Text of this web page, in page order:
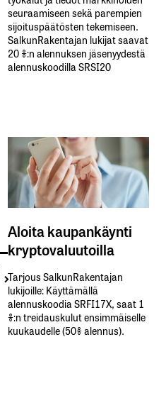
seuraamiseen sekä parempien
sijoituspäätösten tekemiseen.
SalkunRakentajan lukijat saavat
20 %:n alennuksen jäsenyydestä
alennuskoodilla SRSI20
Aloita kaupankäynti
kryptovaluutoilla
Tarjous SalkunRakentajan
lukijoille: Käyttämällä​ ​
alennuskoodia​ ​SRFI17X,​ ​saat​ ​1
%:n treidauskulut​ ​ensimmäiselle​ ​
kuukaudelle​ ​(50%​ ​alennus).